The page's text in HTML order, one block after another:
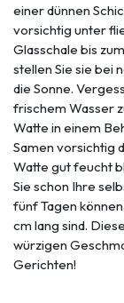
einer dünnen
vorsichtig unter
Glasschale bis
stellen Sie sie bei
die Sonne.
frischem Wasser
Watte in einem
Samen vorsichtig
Watte gut feucht
Sie schon Ihre
fünf Tagen
cm lang sind.
würzigen
Gerichten!